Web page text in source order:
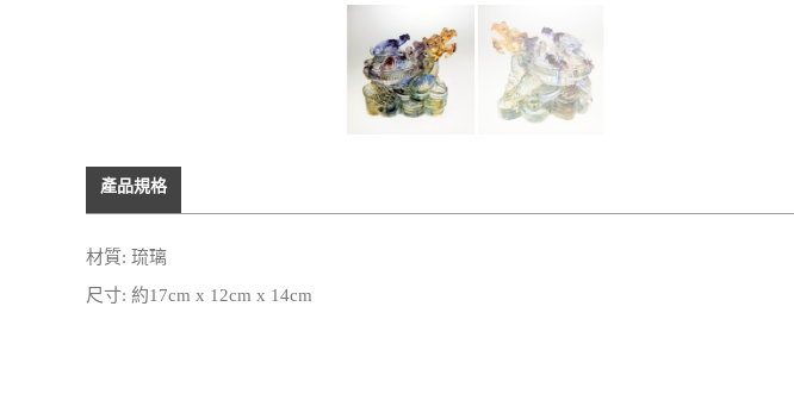
產品規格
材質: 琉璃
尺寸: 約17cm x 12cm x 14cm